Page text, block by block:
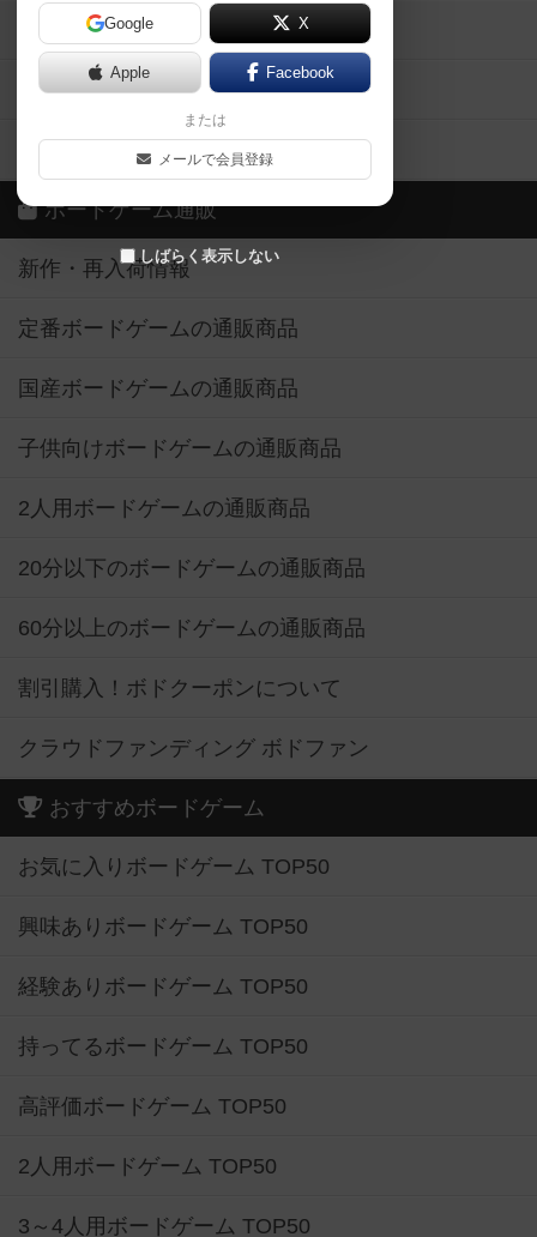
Google X
Apple Facebook
または
メールで会員登録
しばらく表示しない
ボドとも・会員一覧
ボードゲーム業界コラム
ボドゲーマご利用案内
ボードゲーム通販
新作・再入荷情報
定番ボードゲームの通販商品
国産ボードゲームの通販商品
子供向けボードゲームの通販商品
2人用ボードゲームの通販商品
20分以下のボードゲームの通販商品
60分以上のボードゲームの通販商品
割引購入！ボドクーポンについて
クラウドファンディング ボドファン
おすすめボードゲーム
お気に入りボードゲーム TOP50
興味ありボードゲーム TOP50
経験ありボードゲーム TOP50
持ってるボードゲーム TOP50
高評価ボードゲーム TOP50
2人用ボードゲーム TOP50
3～4人用ボードゲーム TOP50